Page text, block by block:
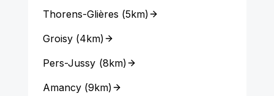
Thorens-Glières (5km)
Groisy(4km)
Pers-Jussy (8km)
Amancy(9km)